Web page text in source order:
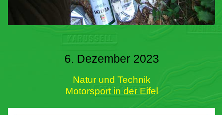
6. Dezember 2023
Natur und Technik
Motorsport in der Eifel